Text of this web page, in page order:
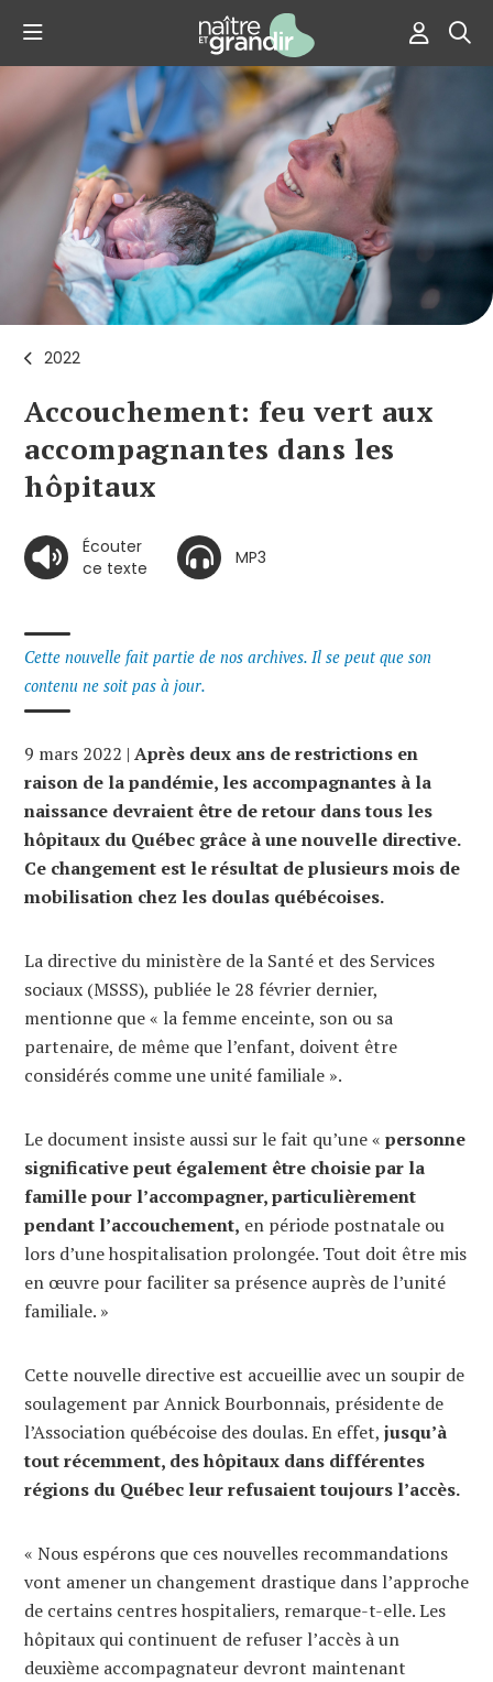
2022
Accouchement: feu vert aux
accompagnantes dans les
hôpitaux
Écouter
ce texte
MP3
Cette nouvelle fait partie de nos archives. Il se peut que son
contenu ne soit pas à jour.
9 mars 2022 | Après deux ans de restrictions en
raison de la pandémie, les accompagnantes à la
naissance devraient être de retour dans tous les
hôpitaux du Québec grâce à une nouvelle directive.
Ce changement est le résultat de plusieurs mois de
mobilisation chez les doulas québécoises.
La directive du ministère de la Santé et des Services
sociaux (MSSS), publiée le 28 février dernier,
mentionne que « la femme enceinte, son ou sa
partenaire, de même que l’enfant, doivent être
considérés comme une unité familiale ».
Le document insiste aussi sur le fait qu’une « personne
significative peut également être choisie par la
famille pour l’accompagner, particulièrement
pendant l’accouchement, en période postnatale ou
lors d’une hospitalisation prolongée. Tout doit être mis
en œuvre pour faciliter sa présence auprès de l’unité
familiale. »
Cette nouvelle directive est accueillie avec un soupir de
soulagement par Annick Bourbonnais, présidente de
l’Association québécoise des doulas. En effet, jusqu’à
tout récemment, des hôpitaux dans différentes
régions du Québec leur refusaient toujours l’accès.
« Nous espérons que ces nouvelles recommandations
vont amener un changement drastique dans l’approche
de certains centres hospitaliers, remarque-t-elle. Les
hôpitaux qui continuent de refuser l’accès à un
deuxième accompagnateur devront maintenant